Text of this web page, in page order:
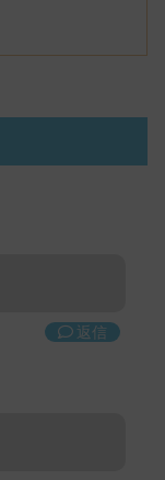
返信